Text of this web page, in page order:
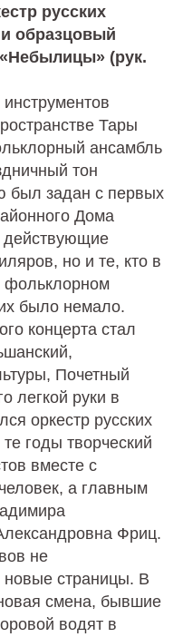
русских
образцовый
(рук.
Тары
ансамбль
тон
был задан с первых
Дома
действующие
но и те, кто в
фольклорном
было немало.
концерта стал
Почетный
легкой руки в
оркестр русских
годы творческий
вместе с
а главным
Фриц.
не
новые страницы. В
смена, бывшие
водят в